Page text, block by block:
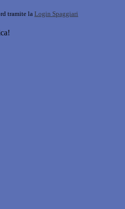
tramite la Login Spaggiari